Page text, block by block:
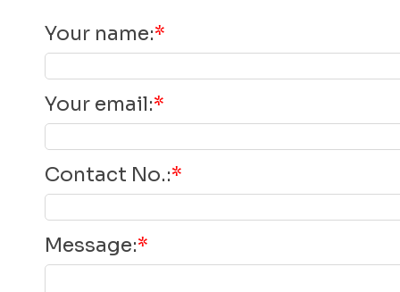
Your name:*
Your email:*
Contact No.:*
Message:*